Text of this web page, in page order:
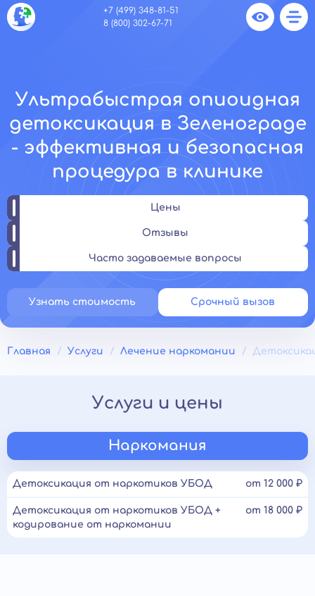
+7 (499) 348-81-51
8 (800) 302-67-71
Ультрабыстрая опиоидная
детоксикация в Зеленограде
- эффективная и безопасная
процедура в клинике
Цены
Отзывы
Часто задаваемые вопросы
Узнать стоимость Срочный вызов
Главная Услуги Лечение наркомании
Услуги и цены
Наркомания
Детоксикация от наркотиков УБОД от 12 000 ₽
Детоксикация от наркотиков УБОД +
кодирование от наркомании
от 18 000 ₽